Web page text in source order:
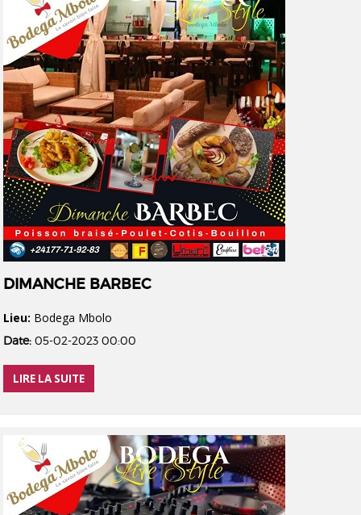
DIMANCHE BARBEC
Lieu: Bodega Mbolo
Date: 05-02-2023 00:00
LIRE LA SUITE